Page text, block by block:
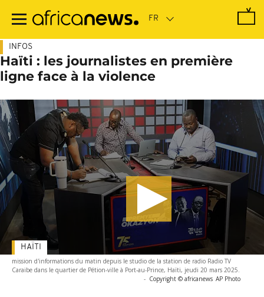
contenu
INFOS
Haïti : les journalistes en première
ligne face à la violence
mission d'informations du matin depuis le studio de la station de radio Radio TV
Caraibe dans le quartier de Pétion-ville à Port-au-Prince, Haïti, jeudi 20 mars 2025.
- Copyright © africanews AP Photo
HAÏTI